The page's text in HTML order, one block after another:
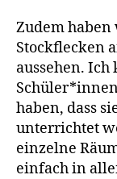
Zudem
Stockflecken
aussehen. Ich
haben, dass
unterrichtet
einzelne
einfach in